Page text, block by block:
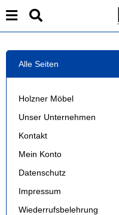
Alle Seiten
Holzner Möbel
Unser Unternehmen
Kontakt
Mein Konto
Datenschutz
Impressum
Wiederrufsbelehrung